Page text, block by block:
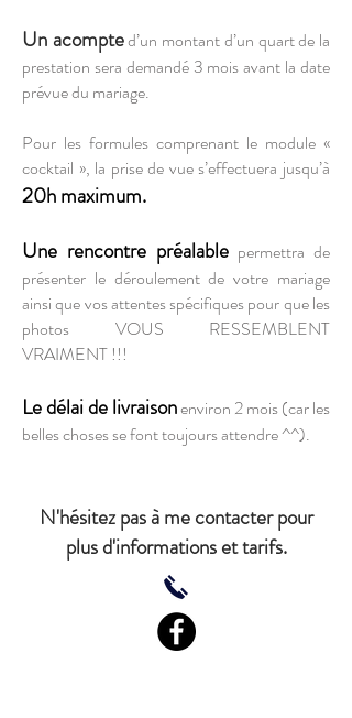
Un acompted’un montant d’un quart de la
prestation sera demandé 3 mois avant la date
prévue du mariage.
Pour les formules comprenant le module «
cocktail », la prise de vue s’effectuera jusqu’à
20h maximum.
Une rencontre préalable permettra de
présenter le déroulement de votre mariage
ainsi que vos attentes spécifiques pour que les
photos VOUS RESSEMBLENT
VRAIMENT !!!
Le délai de livraisonenviron 2 mois (car les
belles choses se font toujours attendre ^^).
N'hésitez pas à me contacter pour
plus d'informations et tarifs.